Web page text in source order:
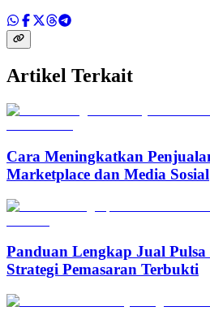
Artikel Terkait
Cara Meningkatkan
Marketplace dan Media Sosial
Panduan Lengkap Jual
Strategi Pemasaran Terbukti